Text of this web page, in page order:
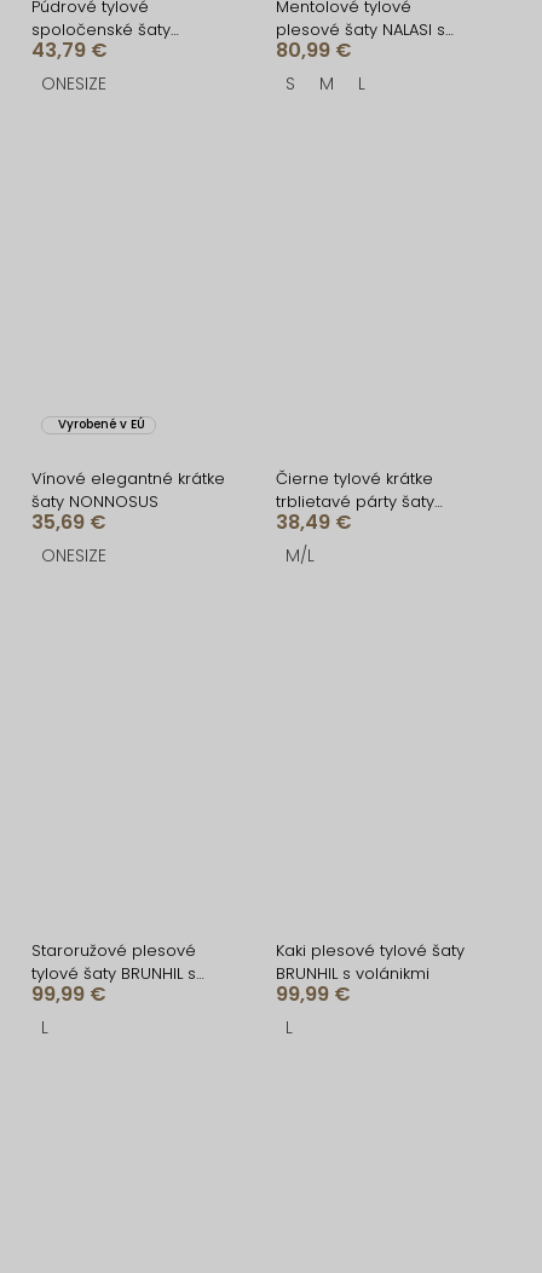
Púdrové tylové
spoločenské šaty
BOLEMIR s vlečkou
43,79 €
ONESIZE
Mentolové tylové
plesové šaty NALASI s
prestrihmi
80,99 €
S M L
Vyrobené v EÚ
Vínové elegantné krátke
šaty NONNOSUS
35,69 €
ONESIZE
Čierne tylové krátke
trblietavé párty šaty
ALBINA
38,49 €
M/L
Staroružové plesové
tylové šaty BRUNHIL s
volánikmi
99,99 €
L
Kaki plesové tylové šaty
BRUNHIL s volánikmi
99,99 €
L